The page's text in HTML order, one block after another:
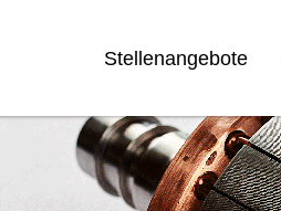
Stellenangebote